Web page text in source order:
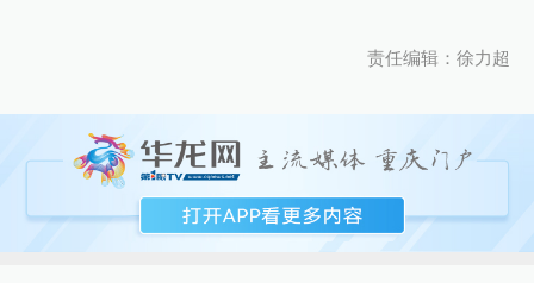
责任编辑：徐力超